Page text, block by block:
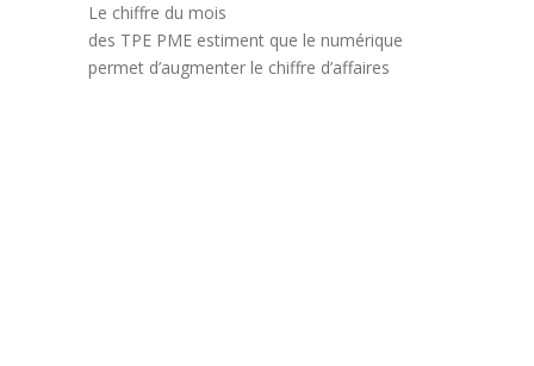
Le chiffre du mois
des TPE PME estiment que le numérique
permet d’augmenter le chiffre d’affaires